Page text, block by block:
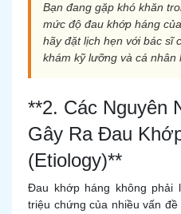
Bạn đang gặp khó khăn
mức độ đau khớp háng
hãy đặt lịch hẹn với bác sĩ
khám kỹ lưỡng và cá nhân
**2. Các Nguyên
Gây Ra Đau
(Etiology)**
Đau khớp háng không phải
triệu chứng của nhiều vấn